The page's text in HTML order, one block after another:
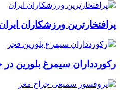
پرافتخارترین ورزشکاران
رکوردداران سیمرغ بلورین